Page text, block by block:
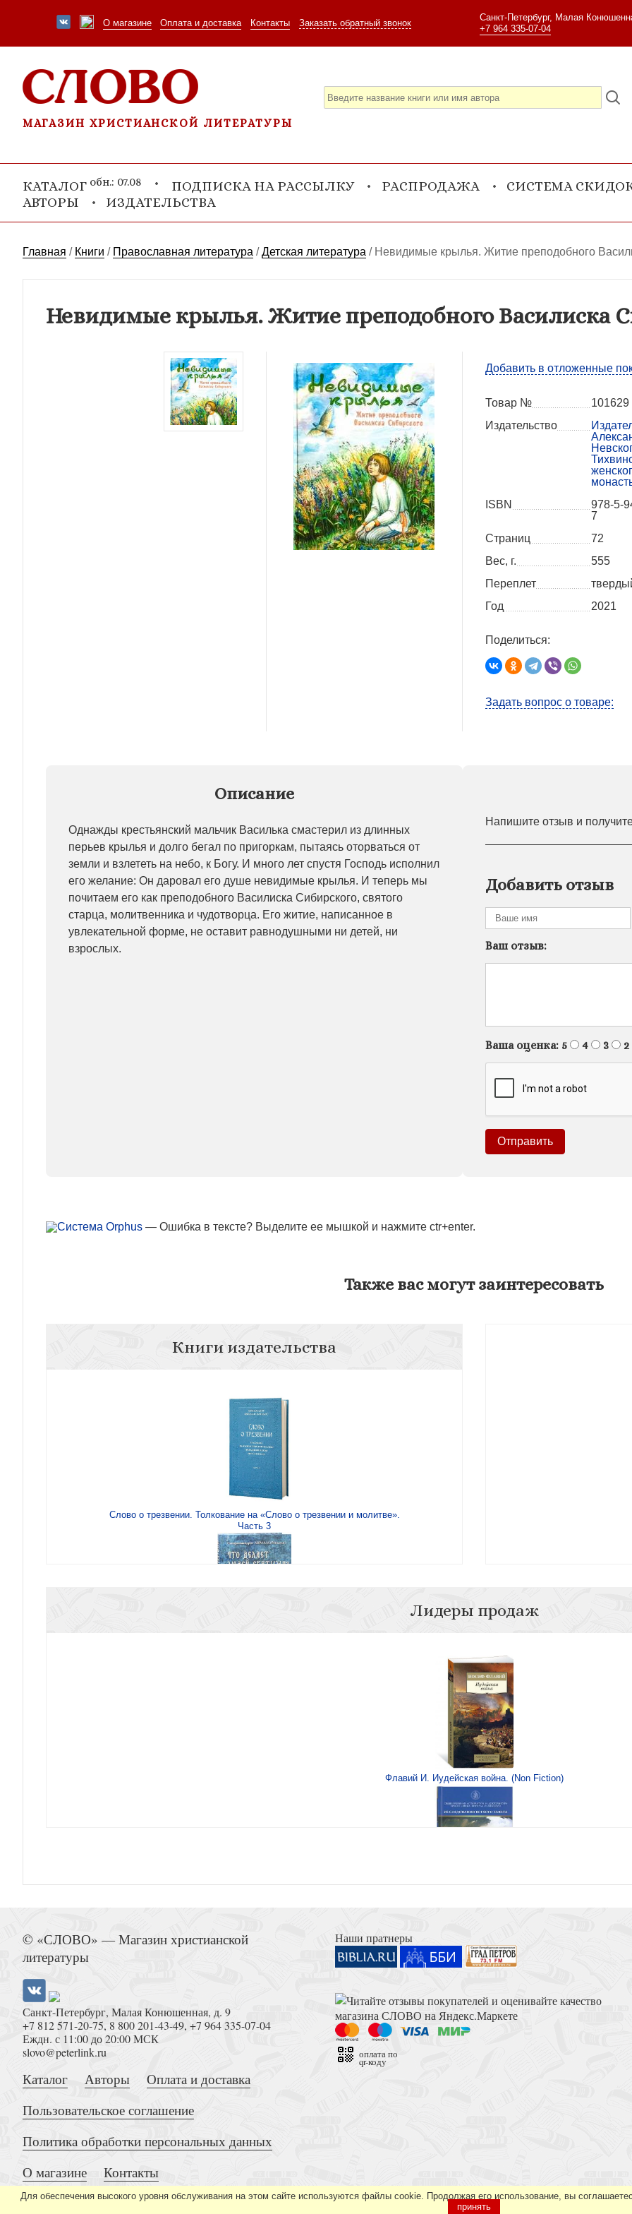
О магазине Оплата и доставка Контакты Заказать обратный звонок
Санкт-Петербург, Малая
+7 964 335-07-04
МАГАЗИН ХРИСТИАНСКОЙ ЛИТЕРАТУРЫ
КАТАЛОГ обн.: 07.08 ПОДПИСКА НА РАССЫЛКУ РАСПРОДАЖА
СИСТЕМА
АВТОРЫ
ИЗДАТЕЛЬСТВА
Главная / Книги / Православная литература /Детская литература / Невидимые крылья. Житие преподобного
Невидимые крылья. Житие преподобного Василиска
Добавить в отложенные
Товар №
101629
Издательство
ISBN
978-5-
7
Страниц
72
Вес, г.
555
Переплет
Год
2021
Поделиться:
Задать вопрос о товаре:
Описание
Однажды крестьянский мальчик Василька смастерил из длинных
перьев крылья и долго бегал по пригоркам, пытаясь оторваться от
земли и взлететь на небо, к Богу. И много лет спустя Господь исполнил
его желание: Он даровал его душе невидимые крылья. И теперь мы
почитаем его как преподобного Василиска Сибирского, святого
старца, молитвенника и чудотворца. Его житие, написанное в
увлекательной форме, не оставит равнодушными ни детей, ни
взрослых.
Напишите отзыв и
Добавить отзыв
Ваш отзыв:
Ваша оценка: 5 4 3 2
— Ошибка в тексте? Выделите ее мышкой и нажмите ctr+enter.
Также вас могут заинтересовать
Книги издательства
Слово о трезвении. Толкование на «Слово о трезвении и молитве».
Часть 3
Слово о трезвении. Толкование на Слово о трезвении и молитве.
Невидимые крылья. Житие преподобного Василиска Сибирского
Лидеры продаж
Флавий И. Иудейская война. (Non Fiction)
Книга Иисуса Навина
Толкование на Апокалипсис (Тихоний Африканский)
© «СЛОВО» — Магазин христианской
литературы
Санкт-Петербург, Малая Конюшенная, д. 9
+7 812 571-20-75, 8 800 201-43-49, +7 964 335-07-04
Еждн. с 11:00 до 20:00 МСК
slovo@peterlink.ru
Каталог Авторы
Оплата и доставка
Пользовательское соглашение
Политика обработки персональных данных
О магазине
Контакты
Наши пратнеры
оплата по
qr-коду
Для обеспечения высокого уровня обслуживания на этом сайте используются файлы cookie. Продолжая его использование, вы
принять